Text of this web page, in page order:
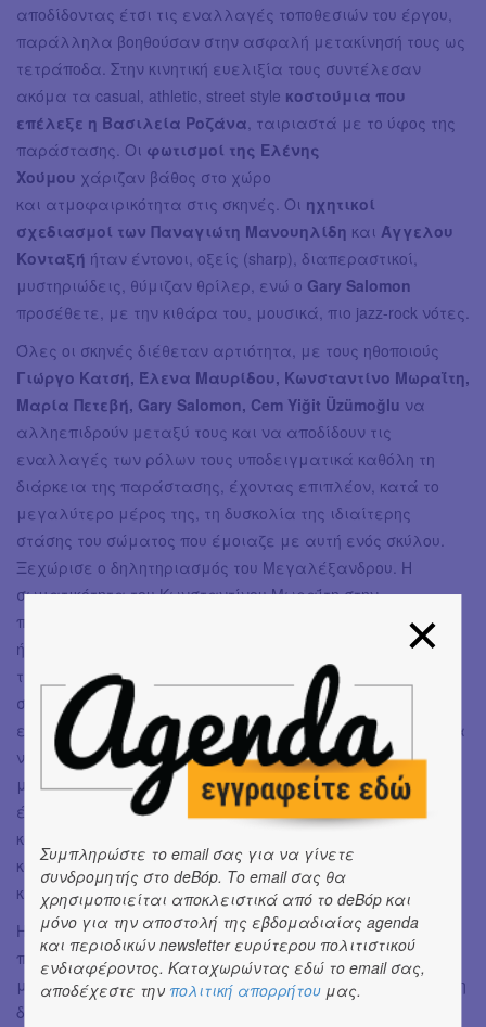
αποδίδοντας έτσι τις εναλλαγές τοποθεσιών του έργου,
παράλληλα βοηθούσαν στην ασφαλή μετακίνησή τους ως
τετράποδα. Στην κινητική ευελιξία τους συντέλεσαν
ακόμα τα casual, athletic, street style κοστούμια που
επέλεξε η Βασιλεία Ροζάνα, ταιριαστά με το ύφος της
παράστασης. Οι φωτισμοί της Ελένης
Χούμου χάριζαν βάθος στο χώρο
και ατμοφαιρικότητα στις σκηνές. Οι ηχητικοί
σχεδιασμοί των Παναγιώτη Μανουηλίδη και Άγγελου
Κονταξή ήταν έντονοι, οξείς (sharp), διαπεραστικοί,
μυστηριώδεις, θύμιζαν θρίλερ, ενώ ο Gary Salomon
προσέθετε, με την κιθάρα του, μουσικά, πιο jazz-rock νότες.
Όλες οι σκηνές διέθεταν αρτιότητα, με τους ηθοποιούς
Γιώργο Κατσή, Έλενα Μαυρίδου, Κωνσταντίνο Μωραΐτη,
Μαρία Πετεβή, Gary Salomon, Cem Yiğit Üzümoğlu να
αλληεπιδρούν μεταξύ τους και να αποδίδουν τις
εναλλαγές των ρόλων τους υποδειγματικά καθόλη τη
διάρκεια της παράστασης, έχοντας επιπλέον, κατά το
μεγαλύτερο μέρος της, τη δυσκολία της ιδιαίτερης
στάσης του σώματος που έμοιαζε με αυτή ενός σκύλου.
Ξεχώρισε ο δηλητηριασμός του Μεγαλέξανδρου. H
σωματικότητα του Κωνσταντίνου Μωραΐτη στην
παρουσίαση του αργού θανάτου ενός σκύλου από φόλα
ήταν συγκλονιστική - άξιος και ως animal body trainer για
την υπόλοιπη ομάδα. Η ρωμαλέα αφήγηση της ζωής του
σκυλιού των βουνών από τον Cem Yiğit Üzümoğlu ήταν μια
επίσης εδιαφέρουσα στιγμή και βέβαια δεν θα μπορούσα
να παραλείψω εκείνη της τηλεοπτικής εκπομπής που
μετατράπηκε σε σκυλάδικο, όπου στήθηκε
ένα παρακρουσιακό, ξέφρενο γλέντι συνομωσίας που
κουκούλωνε το έγκλημα και έστρεφε την προσοχή του
κόσμου προς μια πιο συμφέρουσα για τις τοπικές αρχές
κατεύθυνση.
Η πρεμιέρα είχε και τα ωραία απρόοπτά της,
προσφέροντας στο κοινό εκείνης της βραδιάς μια
μοναδική εμπειρία. Αναφέρομαι φυσικά στην ολιγόλεπτη
διακοπή ρεύματος που συνέπεσε με την ώρα του
Συμπληρώστε το email σας για να γίνετε
συνδρομητής στο deBόp. Το email σας θα
χρησιμοποιείται αποκλειστικά από το deBόp και
μόνο για την αποστολή της εβδομαδιαίας agenda
και περιοδικών newsletter ευρύτερου πολιτιστικού
ενδιαφέροντος. Καταχωρώντας εδώ το email σας,
αποδέχεστε την πολιτική απορρήτου μας.